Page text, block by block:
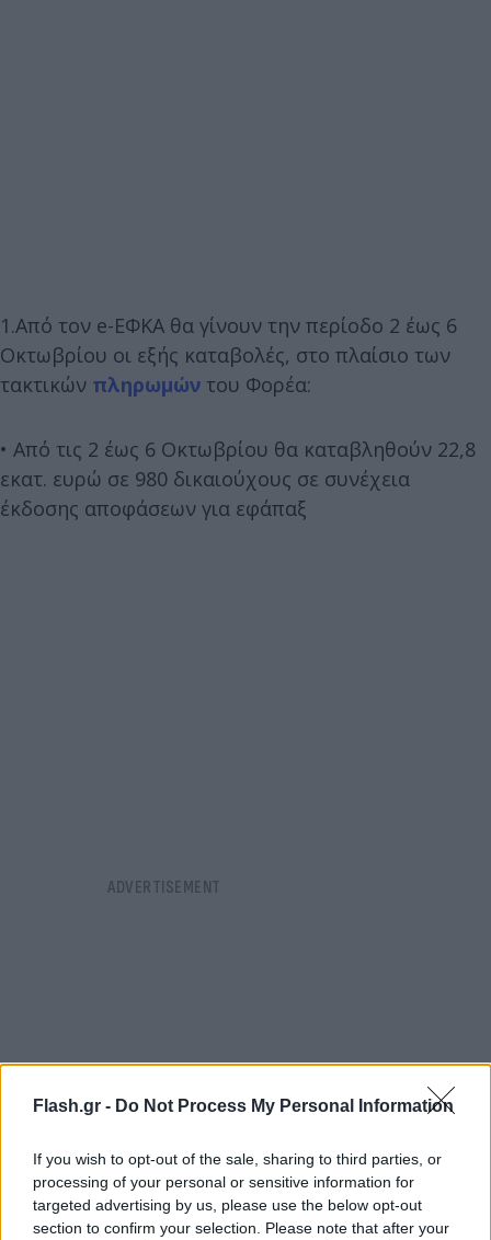
Flash.gr - Do Not Process My Personal Information
If you wish to opt-out of the sale, sharing to third parties, or
processing of your personal or sensitive information for
targeted advertising by us, please use the below opt-out
section to confirm your selection. Please note that after your
1.Από τον e-ΕΦΚΑ θα γίνουν την περίοδο 2 έως 6
Οκτωβρίου οι εξής καταβολές, στο πλαίσιο των
τακτικών πληρωμών του Φορέα:
• Από τις 2 έως 6 Οκτωβρίου θα καταβληθούν 22,8
εκατ. ευρώ σε 980 δικαιούχους σε συνέχεια
έκδοσης αποφάσεων για εφάπαξ